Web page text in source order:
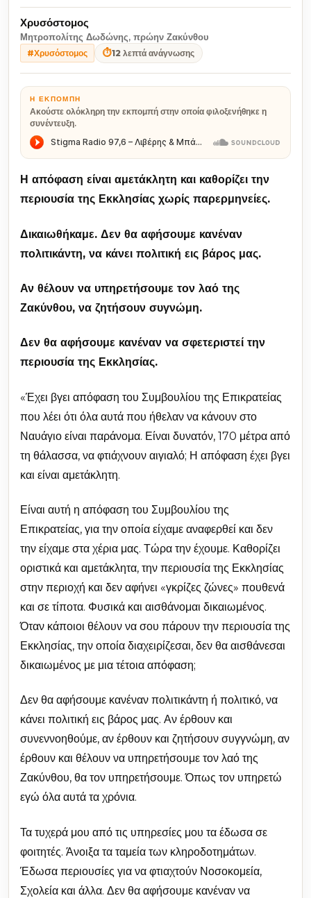
Χρυσόστομος
Μητροπολίτης Δωδώνης, πρώην Ζακύνθου
#Χρυσόστομος ⏱12 λεπτά ανάγνωσης
Η ΕΚΠΟΜΠΉ
Ακούστε ολόκληρη την εκπομπή στην οποία φιλοξενήθηκε η
συνέντευξη.
Η απόφαση είναι αμετάκλητη και καθορίζει την
περιουσία της Εκκλησίας χωρίς παρερμηνείες.
Δικαιωθήκαμε. Δεν θα αφήσουμε κανέναν
πολιτικάντη, να κάνει πολιτική εις βάρος μας.
Αν θέλουν να υπηρετήσουμε τον λαό της
Ζακύνθου, να ζητήσουν συγνώμη.
Δεν θα αφήσουμε κανέναν να σφετεριστεί την
περιουσία της Εκκλησίας.
«Έχει βγει απόφαση του Συμβουλίου της Επικρατείας
που λέει ότι όλα αυτά που ήθελαν να κάνουν στο
Ναυάγιο είναι παράνομα. Είναι δυνατόν, 170 μέτρα από
τη θάλασσα, να φτιάχνουν αιγιαλό; Η απόφαση έχει βγει
και είναι αμετάκλητη.
Είναι αυτή η απόφαση του Συμβουλίου της
Επικρατείας, για την οποία είχαμε αναφερθεί και δεν
την είχαμε στα χέρια μας. Τώρα την έχουμε. Καθορίζει
οριστικά και αμετάκλητα, την περιουσία της Εκκλησίας
στην περιοχή και δεν αφήνει «γκρίζες ζώνες» πουθενά
και σε τίποτα. Φυσικά και αισθάνομαι δικαιωμένος.
Όταν κάποιοι θέλουν να σου πάρουν την περιουσία της
Εκκλησίας, την οποία διαχειρίζεσαι, δεν θα αισθάνεσαι
δικαιωμένος με μια τέτοια απόφαση;
Δεν θα αφήσουμε κανέναν πολιτικάντη ή πολιτικό, να
κάνει πολιτική εις βάρος μας. Αν έρθουν και
συνεννοηθούμε, αν έρθουν και ζητήσουν συγγνώμη, αν
έρθουν και θέλουν να υπηρετήσουμε τον λαό της
Ζακύνθου, θα τον υπηρετήσουμε. Όπως τον υπηρετώ
εγώ όλα αυτά τα χρόνια.
Τα τυχερά μου από τις υπηρεσίες μου τα έδωσα σε
φοιτητές. Άνοιξα τα ταμεία των κληροδοτημάτων.
Έδωσα περιουσίες για να φτιαχτούν Νοσοκομεία,
Σχολεία και άλλα. Δεν θα αφήσουμε κανέναν να